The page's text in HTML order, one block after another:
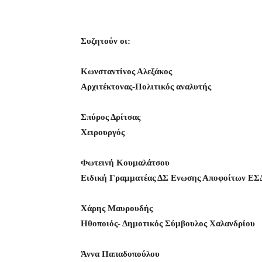
Συζητούν οι:
Κωνσταντίνος Αλεξάκος
Αρχιτέκτονας-Πολιτικός αναλυτής
Σπύρος Δρίτσας
Χειρουργός
Φωτεινή Κουμαλάτσου
Ειδική Γραμματέας ΔΣ Ενωσης Αποφοίτων
Χάρης Μαυρουδής
Ηθοποιός- Δημοτικός Σύμβουλος Χαλανδρίου
Άννα Παπαδοπούλου